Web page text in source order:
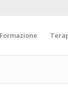
Formazione